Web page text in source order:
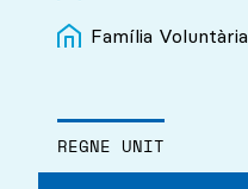
Família Voluntària
REGNE UNIT